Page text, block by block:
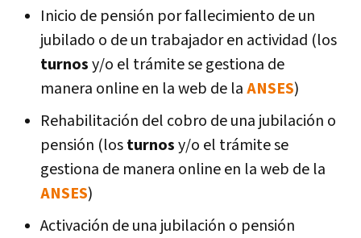
Inicio de pensión por fallecimiento de un
jubilado o de un trabajador en actividad (los
turnosy/o el trámite se gestiona de
manera online en la web de laANSES)
Rehabilitación del cobro de una jubilación o
pensión (losturnosy/o el trámite se
gestiona de manera online en la web de la
ANSES)
Activación de una jubilación o pensión